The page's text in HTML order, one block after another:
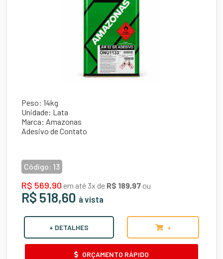
Peso: 14kg
Unidade: Lata
Marca: Amazonas
Adesivo de Contato
Código: 13
R$ 569,90 em até 3x de R$ 189,97 ou
R$ 518,60 à vista
+ DETALHES +
ORÇAMENTO RÁPIDO